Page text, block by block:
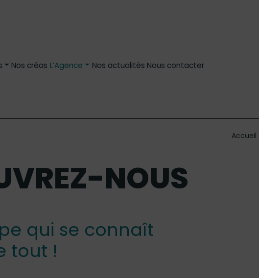
Nos créas L’Agence Nos actualités Nous contacter
Accueil
NOUS
qui se connaît
tout !